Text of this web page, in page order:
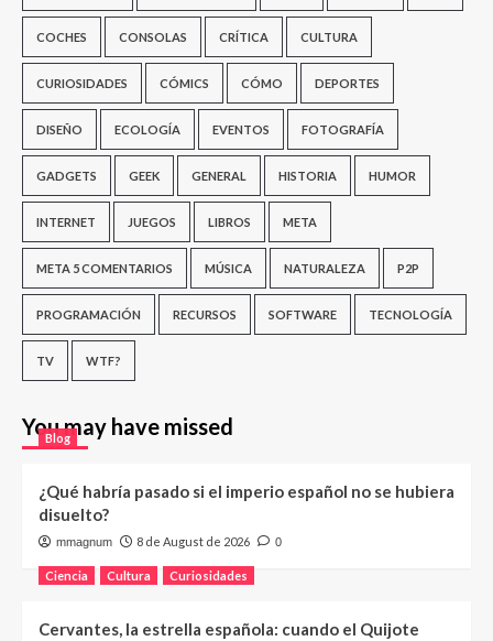
COCHES CONSOLAS CRÍTICA CULTURA
CURIOSIDADES CÓMICS CÓMO DEPORTES
DISEÑO ECOLOGÍA EVENTOS FOTOGRAFÍA
GADGETS GEEK GENERAL HISTORIA HUMOR
INTERNET JUEGOS LIBROS META
META 5 COMENTARIOS MÚSICA NATURALEZA P2P
PROGRAMACIÓN RECURSOS SOFTWARE TECNOLOGÍA
TV WTF?
You may have missed
Blog
¿Qué habría pasado si el imperio español no se hubiera
disuelto?
mmagnum 8 de August de 2026 0
Ciencia Cultura Curiosidades
Cervantes, la estrella española: cuando el Quijote